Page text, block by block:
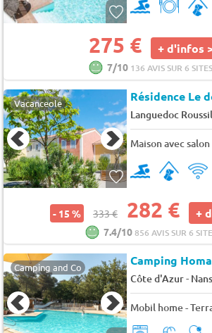
275 € + d'infos
7/10 136 AVIS SUR 6 SITES
Vacanceole
Languedoc
- 15 % 333 € 282 € +
7.4/10856 AVIS SUR 6
Camping and Co
Côte d'Azur-
Mobil home -